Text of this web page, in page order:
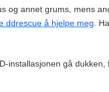
og annet grums, mens
ddrescue å hjelpe meg .
installasjonen gå